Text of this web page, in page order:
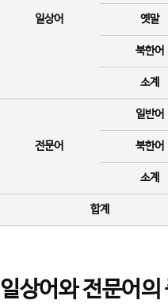
일상어 옛말
북한어
소계
전문어
일반어
북한어
소계
합계
일상어와 전문어의